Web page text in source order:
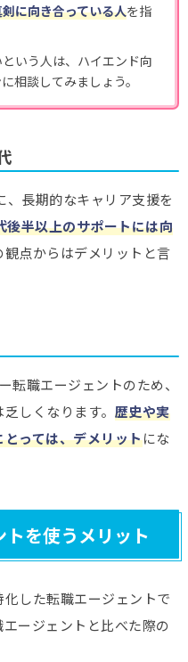
に向き合っている人を指
いう人は、ハイエンド向
相談してみましょう。
、長期的なキャリア支援を
後半以上のサポートには向
点からはデメリットと言
転職エージェントのため、
しくなります。 歴史や実
っては、デメリットにな
を使うメリット
した転職エージェントで
ージェントと比べた際の